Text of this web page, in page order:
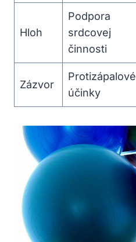
Hloh
Podpora
srdcovej
činnosti
Zázvor
Protizápalové
účinky